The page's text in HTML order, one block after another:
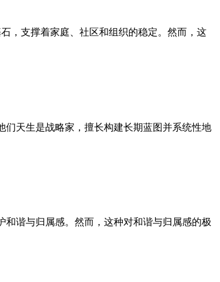
，支撑着家庭、社区和组织的稳定。然而，这
天生是战略家，擅长构建长期蓝图并系统性地
谐与归属感。然而，这种对和谐与归属感的极